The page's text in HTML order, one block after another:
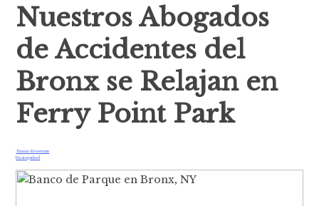
Nuestros Abogados
de Accidentes del
Bronx se Relajan en
Ferry Point Park
Thomas Moverman
Uncategorized